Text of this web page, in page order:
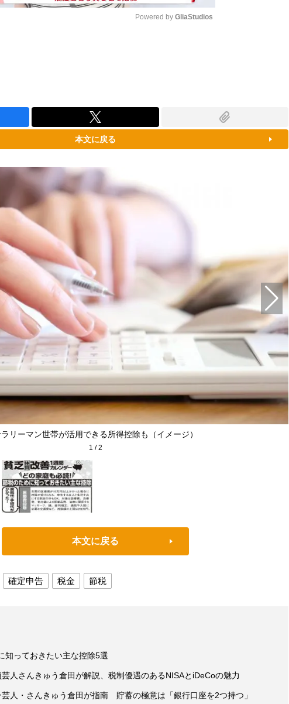
Powered by GliaStudios
本文に戻る
リーマン世帯が活用できる所得控除も（イメージ）
1 /2
本文に戻る
確定申告 税金 節税
知っておきたい主な控除5選
芸人さんきゅう倉田が解説、税制優遇のあるNISAとiDeCoの魅力
芸人・さんきゅう倉田が指南 貯蓄の極意は「銀行口座を2つ持つ」